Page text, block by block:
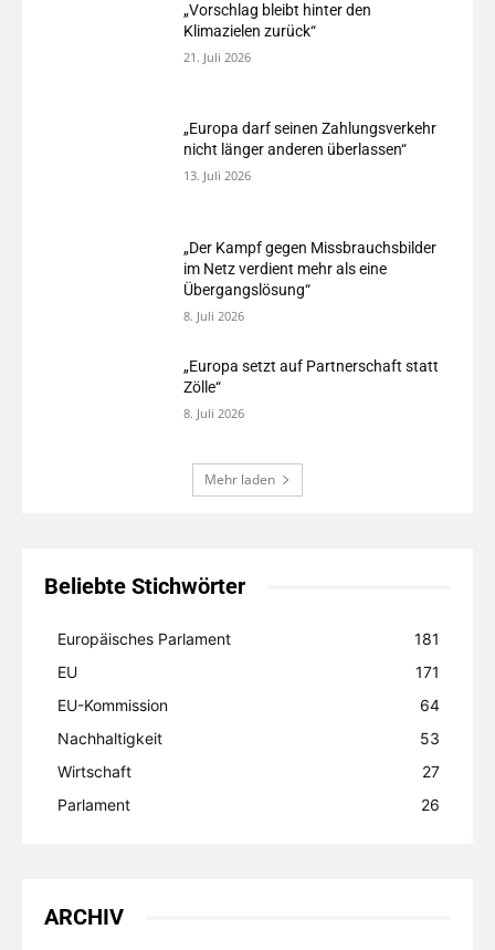
„Vorschlag bleibt hinter den
Klimazielen zurück“
21. Juli 2026
„Europa darf seinen Zahlungsverkehr
nicht länger anderen überlassen“
13. Juli 2026
„Der Kampf gegen Missbrauchsbilder
im Netz verdient mehr als eine
Übergangslösung“
8. Juli 2026
„Europa setzt auf Partnerschaft statt
Zölle“
8. Juli 2026
Mehr laden
Beliebte Stichwörter
Europäisches Parlament
181
EU
171
EU-Kommission
64
Nachhaltigkeit
53
Wirtschaft
27
Parlament
26
ARCHIV